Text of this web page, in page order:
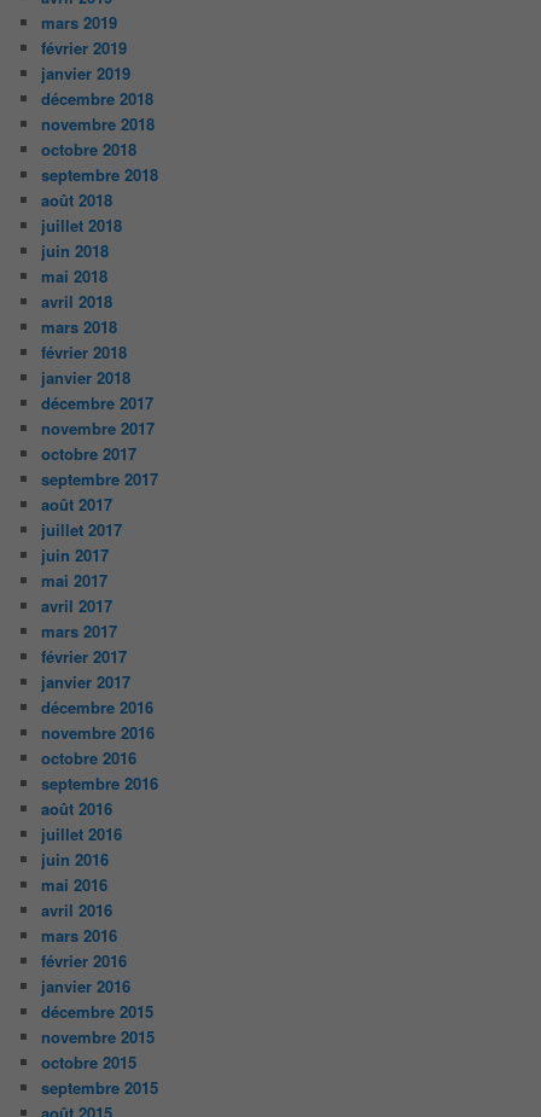
mars 2019
février 2019
janvier 2019
décembre 2018
novembre 2018
octobre 2018
septembre 2018
août 2018
juillet 2018
juin 2018
mai 2018
avril 2018
mars 2018
février 2018
janvier 2018
décembre 2017
novembre 2017
octobre 2017
septembre 2017
août 2017
juillet 2017
juin 2017
mai 2017
avril 2017
mars 2017
février 2017
janvier 2017
décembre 2016
novembre 2016
octobre 2016
septembre 2016
août 2016
juillet 2016
juin 2016
mai 2016
avril 2016
mars 2016
février 2016
janvier 2016
décembre 2015
novembre 2015
octobre 2015
septembre 2015
août 2015